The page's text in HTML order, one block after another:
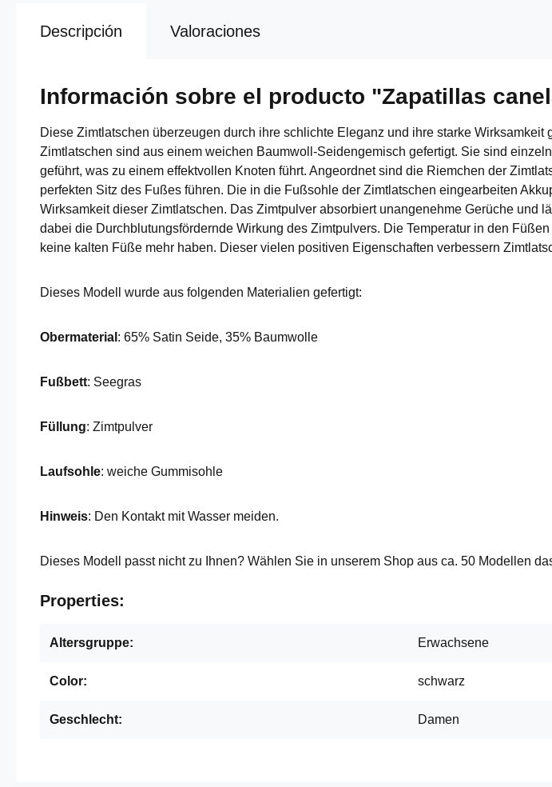
Descripción Valoraciones
Información sobre el producto "Zapatillas
Diese Zimtlatschen überzeugen durch ihre schlichte Eleganz und ihre starke
Zimtlatschen sind aus einem weichen Baumwoll-Seidengemisch gefertigt. Sie sind
geführt, was zu einem effektvollen Knoten führt. Angeordnet sind die Riemchen der
perfekten Sitz des Fußes führen. Die in die Fußsohle der Zimtlatschen eingearbeiten
Wirksamkeit dieser Zimtlatschen. Das Zimtpulver absorbiert unangenehme Gerüche
dabei die Durchblutungsfördernde Wirkung des Zimtpulvers. Die Temperatur in den
keine kalten Füße mehr haben. Dieser vielen positiven Eigenschaften verbessern
Dieses Modell wurde aus folgenden Materialien gefertigt:
Obermaterial : 65% Satin Seide, 35% Baumwolle
Fußbett: Seegras
Füllung: Zimtpulver
Laufsohle: weiche Gummisohle
Hinweis: Den Kontakt mit Wasser meiden.
Dieses Modell passt nicht zu Ihnen? Wählen Sie in unserem Shop aus ca. 50 Modellen
Properties:
Altersgruppe: Erwachsene
Color: schwarz
Geschlecht: Damen